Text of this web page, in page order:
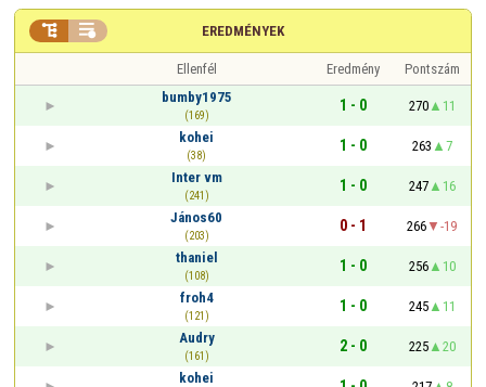
EREDMÉNYEK
 
Ellenfél Eredmény
Pontszám
bumby1975
(169)
1 - 0 270
11
kohei
(38)
1 - 0 263
7
Inter vm
(241)
1 - 0 247
16
János60
(203)
0 - 1 266
-19
thaniel
(108)
1 - 0 256
10
froh4
(121)
1 - 0 245
11
Audry
(161)
2 - 0 225
20
kohei